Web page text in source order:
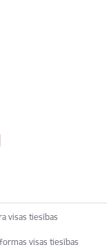
visas tiesības
visas tiesības